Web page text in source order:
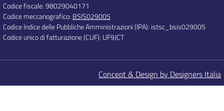
Codice fiscale: 98029040171
Codice meccanografico: BSIS029005
Codice Indice delle Pubbliche Amministrazioni (IPA): istsc_bsis029005
Codice unico di fatturazione (CUF): UF9JCT
Concept & Design by Designers Italia